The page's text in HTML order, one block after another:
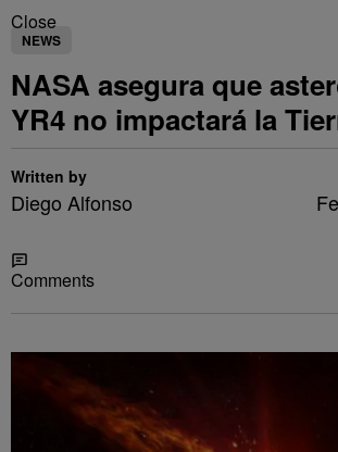
Close
NEWS
NASA asegura que
YR4 no impactará la
Written by
Diego Alfonso
Comments